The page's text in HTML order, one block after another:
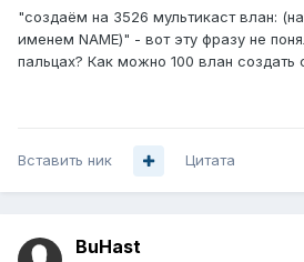
"создаём на 3526 мультикаст влан:
именем NAME)" - вот эту фразу не
пальцах? Как можно 100 влан
Вставить ник Цитата
BuHast